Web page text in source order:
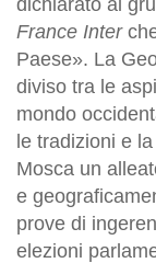
France Inter
Paese». La
diviso tra le
mondo
le tradizioni e
Mosca un
e
prove di
elezioni